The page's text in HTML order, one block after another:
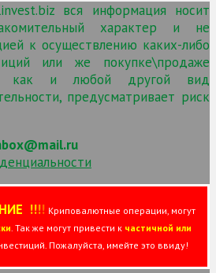
вся информация носит
характер и не
к осуществлению каких-либо
или же покупке\продаже
как и любой другой вид
предусматривает риск
!!!! Криповалютные операции, могут
. Так же могут привести к частичной или
Пожалуйста, имейте это ввиду!